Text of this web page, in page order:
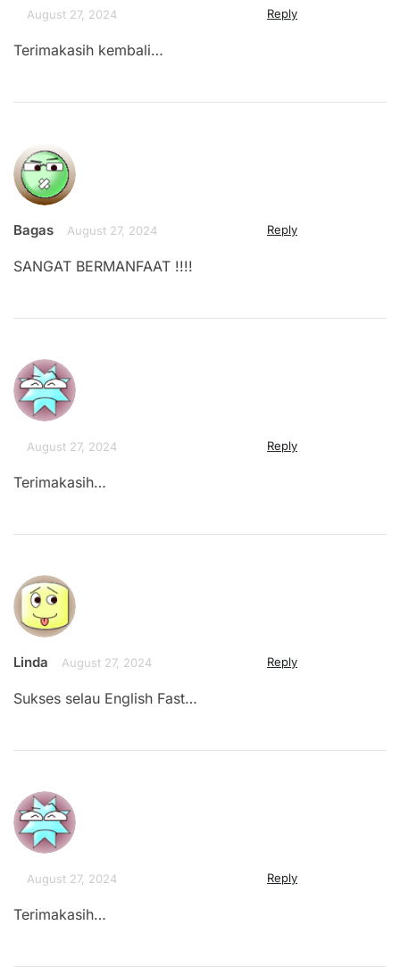
August 27, 2024 Reply
Terimakasih kembali…
Bagas August 27, 2024 Reply
SANGAT BERMANFAAT !!!!
August 27, 2024 Reply
Terimakasih…
Linda August 27, 2024 Reply
Sukses selau English Fast…
August 27, 2024 Reply
Terimakasih…